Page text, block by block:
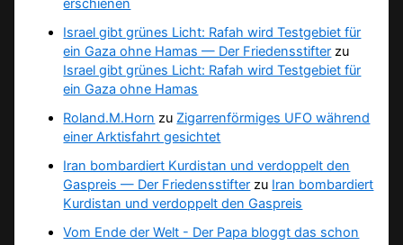
erschienen
Israel gibt grünes Licht: Rafah wird Testgebiet für
ein Gaza ohne Hamas — Der Friedensstifter zu
Israel gibt grünes Licht: Rafah wird Testgebiet für
ein Gaza ohne Hamas
Roland.M.Horn zu Zigarrenförmiges UFO während
einer Arktisfahrt gesichtet
Iran bombardiert Kurdistan und verdoppelt den
Gaspreis — Der Friedensstifter zu Iran bombardiert
Kurdistan und verdoppelt den Gaspreis
Vom Ende der Welt - Der Papa bloggt das schon